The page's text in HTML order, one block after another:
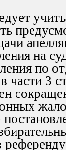
на
по
части 3